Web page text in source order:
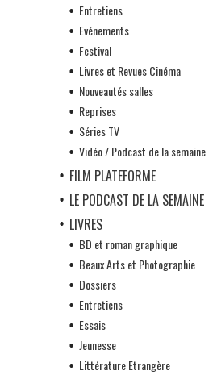
Entretiens
Evénements
Festival
Livres et Revues Cinéma
Nouveautés salles
Reprises
Séries TV
Vidéo / Podcast de la semaine
FILM PLATEFORME
LE PODCAST DE LA SEMAINE
LIVRES
BD et roman graphique
Beaux Arts et Photographie
Dossiers
Entretiens
Essais
Jeunesse
Littérature Etrangère